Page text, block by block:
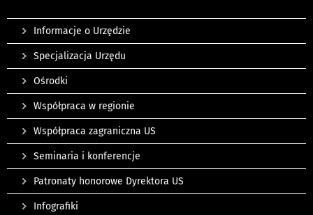
Informacje o Urzędzie
Specjalizacja Urzędu
Ośrodki
Współpraca w regionie
Współpraca zagraniczna US
Seminaria i konferencje
Patronaty honorowe Dyrektora US
Infografiki